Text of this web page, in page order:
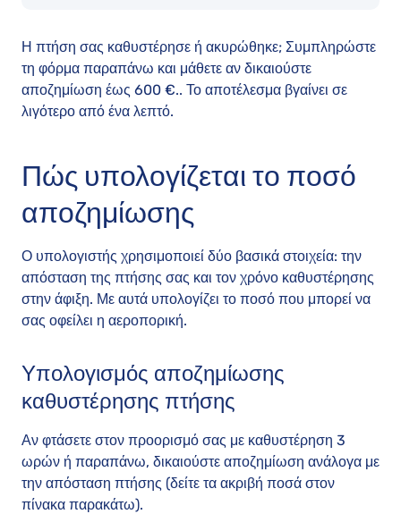
Η πτήση σας καθυστέρησε ή ακυρώθηκε; Συμπληρώστε
τη φόρμα παραπάνω και μάθετε αν δικαιούστε
αποζημίωση έως 600 €.. Το αποτέλεσμα βγαίνει σε
λιγότερο από ένα λεπτό.
Πώς υπολογίζεται το ποσό
αποζημίωσης
Ο υπολογιστής χρησιμοποιεί δύο βασικά στοιχεία: την
απόσταση της πτήσης σας και τον χρόνο καθυστέρησης
στην άφιξη. Με αυτά υπολογίζει το ποσό που μπορεί να
σας οφείλει η αεροπορική.
Υπολογισμός αποζημίωσης
καθυστέρησης πτήσης
Αν φτάσετε στον προορισμό σας με καθυστέρηση 3
ωρών ή παραπάνω, δικαιούστε αποζημίωση ανάλογα με
την απόσταση πτήσης (δείτε τα ακριβή ποσά στον
πίνακα παρακάτω).